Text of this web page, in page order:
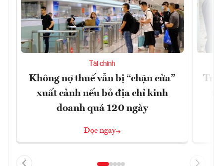
Tài chính
Không nợ thuế vẫn bị “chặn cửa”
xuất cảnh nếu bỏ địa chỉ kinh
doanh quá 120 ngày
Đọc ngay